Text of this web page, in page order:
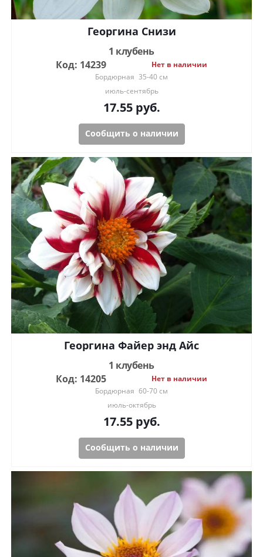
Георгина Снизи
1 клубень
Код: 14239
Нет в наличии
Бордюрная 35-40 см
июль-сентябрь
17.55руб.
Сообщить о наличии
Георгина Файер энд Айс
1 клубень
Код: 14205
Нет в наличии
Бордюрная 60-70 см
июль-октябрь
17.55руб.
Сообщить о наличии